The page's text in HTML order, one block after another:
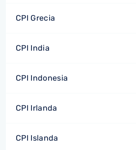
CPI Grecia
CPI India
CPI Indonesia
CPI Irlanda
CPI Islanda